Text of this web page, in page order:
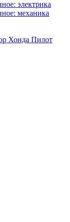
электрика
механика
Хонда Пилот